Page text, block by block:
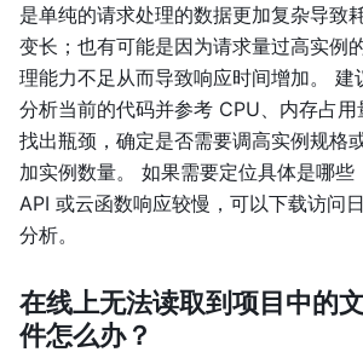
是单纯的请求处理的数据更加复杂导致
变长；也有可能是因为请求量过高实例
理能力不足从而导致响应时间增加。 建
分析当前的代码并参考 CPU、内存占用
找出瓶颈，确定是否需要调高实例规格
加实例数量。 如果需要定位具体是哪些
API 或云函数响应较慢，可以下载访问
分析。
在线上无法读取到项目中的
件怎么办？